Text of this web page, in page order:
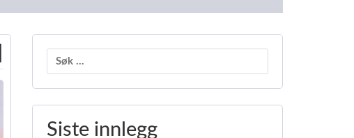
Søk
Siste innlegg